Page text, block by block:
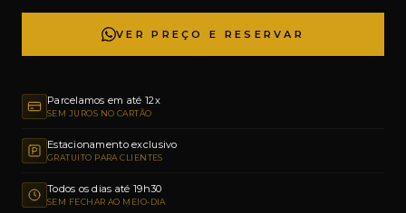
VER PREÇO E RESERVAR
Parcelamos em até 12x
SEM JUROS NO CARTÃO
Estacionamento exclusivo
GRATUITO PARA CLIENTES
Todos os dias até 19h30
SEM FECHAR AO MEIO-DIA